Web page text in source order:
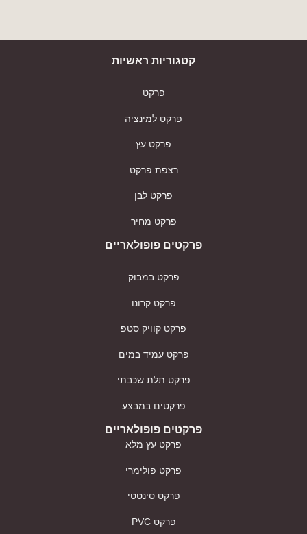
קטגוריות ראשיות
פרקט
פרקט למינציה
פרקט עץ
רצפת פרקט
פרקט לבן
פרקט מחיר
פרקטים פופולאריים
פרקט במבוק
פרקט קרונו
פרקט קוויק סטפ
פרקט עמיד במים
פרקט תלת שכבתי
פרקטים במבצע
פרקטים פופולאריים
פרקט עץ מלא
פרקט פולימרי
פרקט סינטטי
פרקט PVC